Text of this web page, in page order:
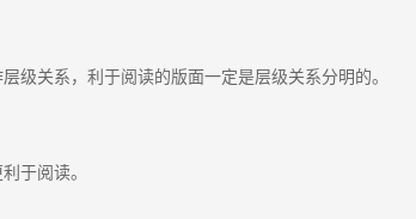
级关系，利于阅读的版面一定是层级关系分明的。
于阅读。